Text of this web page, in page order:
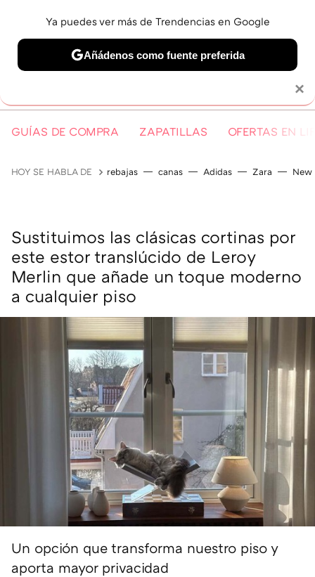
GUÍAS DE COMPRA ZAPATILLAS OFERTAS EN
HOY SE HABLA DE rebajas canas Adidas Zara New
Sustituimos las clásicas cortinas por
este estor translúcido de Leroy
Merlin que añade un toque moderno
a cualquier piso
Un opción que transforma nuestro piso y
aporta mayor privacidad
×
Ya puedes ver más de Trendencias en Google
Añádenos como fuente preferida